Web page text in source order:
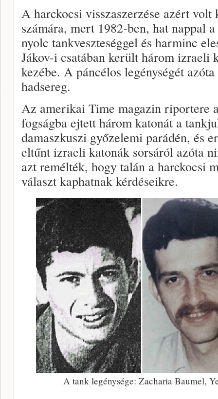
A harckocsi visszaszerzése azért
számára, mert 1982-ben, hat nappal
nyolc tankveszteséggel és harminc
Jákov-i csatában került három izraeli
kezébe. A páncélos legénységét
hadsereg.
Az amerikai Time magazin riportere
fogságba ejtett három katonát a
damaszkuszi győzelemi parádén, és
eltűnt izraeli katonák sorsáról azóta
azt remélték, hogy talán a harckocsi
választ kaphatnak kérdéseikre.
A tank legénysége: Zacharia Baumel,